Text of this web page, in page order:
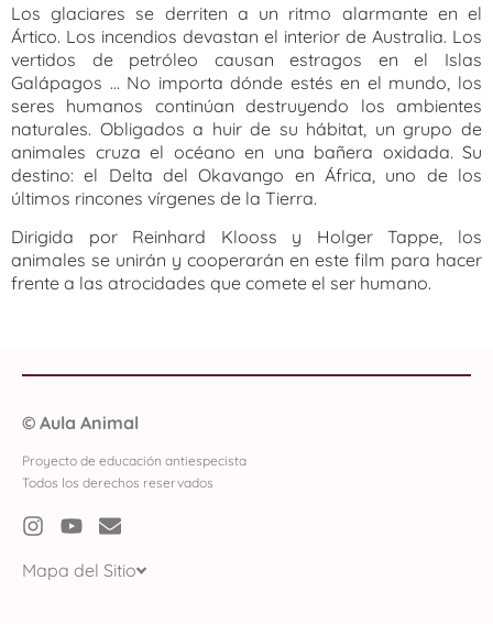
Los glaciares se derriten a un ritmo alarmante en el
Ártico. Los incendios devastan el interior de Australia. Los
vertidos de petróleo causan estragos en el Islas
Galápagos … No importa dónde estés en el mundo, los
seres humanos continúan destruyendo los ambientes
naturales. Obligados a huir de su hábitat, un grupo de
animales cruza el océano en una bañera oxidada. Su
destino: el Delta del Okavango en África, uno de los
últimos rincones vírgenes de la Tierra.
Dirigida por Reinhard Klooss y Holger Tappe, los
animales se unirán y cooperarán en este film para hacer
frente a las atrocidades que comete el ser humano.
© Aula Animal
Proyecto de educación antiespecista
Todos los derechos reservados
Mapa del Sitio